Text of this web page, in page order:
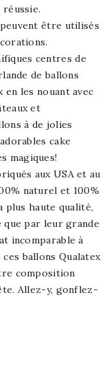
être utilisés
centres de
de ballons
en les nouant avec
et
à de jolies
cake
magiques!
aux USA et au
naturel et 100%
plus haute qualité,
par leur grande
incomparable à
ballons Qualatex
composition
Allez-y, gonflez-